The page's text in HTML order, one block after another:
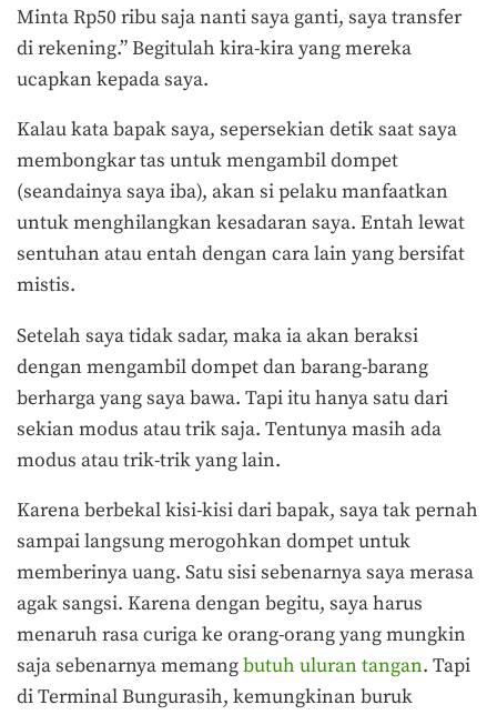
Minta Rp50 ribu saja nanti saya ganti, saya transfer
di rekening.” Begitulah kira-kira yang mereka
ucapkan kepada saya.
Kalau kata bapak saya, sepersekian detik saat saya
membongkar tas untuk mengambil dompet
(seandainya saya iba), akan si pelaku manfaatkan
untuk menghilangkan kesadaran saya. Entah lewat
sentuhan atau entah dengan cara lain yang bersifat
mistis.
Setelah saya tidak sadar, maka ia akan beraksi
dengan mengambil dompet dan barang-barang
berharga yang saya bawa. Tapi itu hanya satu dari
sekian modus atau trik saja. Tentunya masih ada
modus atau trik-trik yang lain.
Karena berbekal kisi-kisi dari bapak, saya tak pernah
sampai langsung merogohkan dompet untuk
memberinya uang. Satu sisi sebenarnya saya merasa
agak sangsi. Karena dengan begitu, saya harus
menaruh rasa curiga ke orang-orang yang mungkin
saja sebenarnya memangbutuh uluran tangan. Tapi
di Terminal Bungurasih, kemungkinan buruk